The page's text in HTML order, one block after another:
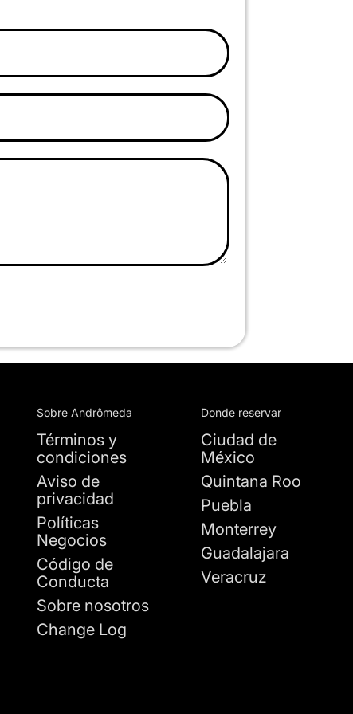
Sobre Andrômeda
Términos y
condiciones
Aviso de
privacidad
Políticas
Negocios
Código de
Conducta
Sobre nosotros
Change Log
Donde reservar
Ciudad de
México
Quintana Roo
Puebla
Monterrey
Guadalajara
Veracruz